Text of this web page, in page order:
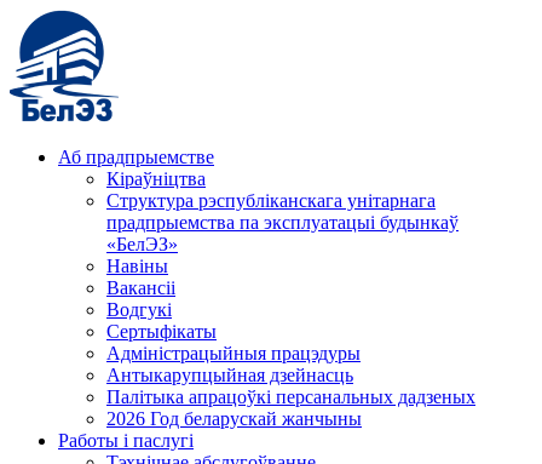
Аб прадпрыемстве
Кіраўніцтва
Структура рэспубліканскага унітарнага
прадпрыемства па эксплуатацыі будынкаў
«БелЭЗ»
Навіны
Вакансіі
Водгукі
Сертыфікаты
Адміністрацыйныя працэдуры
Антыкарупцыйная дзейнасць
Палітыка апрацоўкі персанальных дадзеных
2026 Год беларускай жанчыны
Работы і паслугі